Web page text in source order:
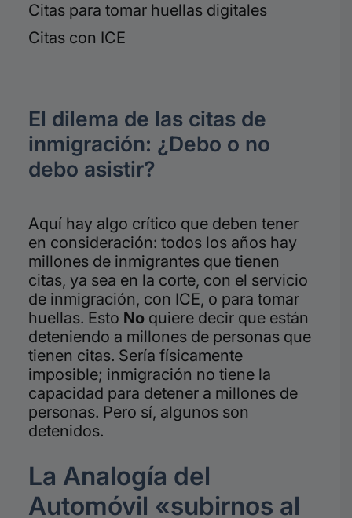
Citas para tomar huellas digitales
Citas con ICE
El dilema de las citas de
inmigración: ¿Debo o no
debo asistir?
Aquí hay algo crítico que deben tener
en consideración: todos los años hay
millones de inmigrantes que tienen
citas, ya sea en la corte, con el servicio
de inmigración, con ICE, o para tomar
huellas. Esto No quiere decir que están
deteniendo a millones de personas que
tienen citas. Sería físicamente
imposible; inmigración no tiene la
capacidad para detener a millones de
personas. Pero sí, algunos son
detenidos.
La Analogía del
Automóvil «subirnos al